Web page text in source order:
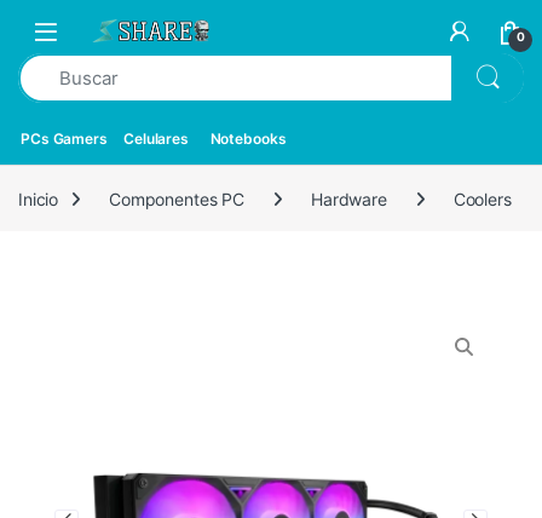
0
PCs Gamers Celulares Notebooks
Inicio Componentes PC Hardware Coolers